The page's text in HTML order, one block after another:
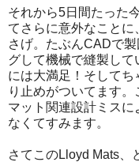
それから5日間たった
てさらに意外なこと
さげ。たぶんCADで
グして機械で縫製して
には大満足！そして
り止めがついてます
マット関連設計ミス
なくてすみます。
さてこのLloyd Mats、